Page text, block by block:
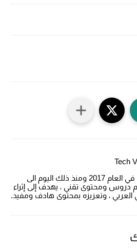
انطلق موقعنا في العام 2017 ومنذ ذلك اليوم الى
دروس ومحتوى تقني ، يهدف إلى إثراء
العربي ، وتعزيزه بمحتوى هادف ومفيد.